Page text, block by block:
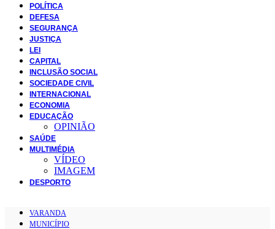
POLÍTICA
DEFESA
SEGURANÇA
JUSTIÇA
LEI
CAPITAL
INCLUSÃO SOCIAL
SOCIEDADE CIVIL
INTERNACIONAL
ECONOMIA
EDUCAÇÃO
OPINIÃO
SAÚDE
MULTIMÉDIA
VÍDEO
IMAGEM
DESPORTO
VARANDA
MUNICÍPIO